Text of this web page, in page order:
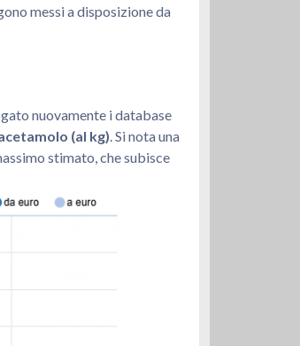
messi a disposizione da
nuovamente i database
(al kg). Si nota una
stimato, che subisce